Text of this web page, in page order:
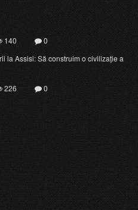
140
0
la Assisi: Să construim o civilizație a
226 0